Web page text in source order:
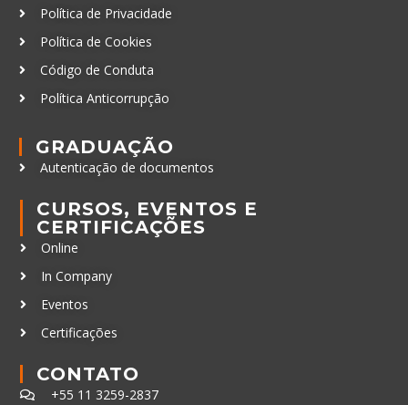
Política de Privacidade
Política de Cookies
Código de Conduta
Política Anticorrupção
GRADUAÇÃO
Autenticação de documentos
CURSOS, EVENTOS E
CERTIFICAÇÕES
Online
In Company
Eventos
Certificações
CONTATO
+55 11 3259-2837